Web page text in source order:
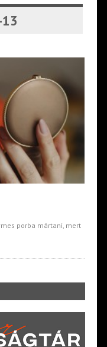
porba mártani, mert